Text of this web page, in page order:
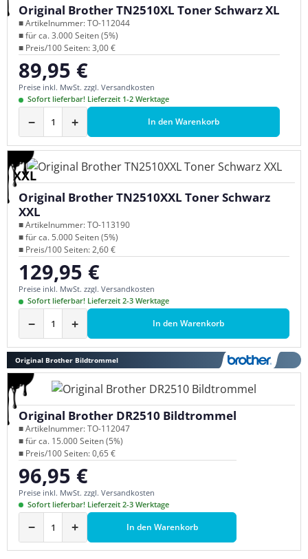
Original Brother TN2510XL Toner Schwarz XL
■ Artikelnummer: TO-112044
■ für ca. 3.000 Seiten (5%)
■ Preis/100 Seiten: 3,00 €
Regulärer Preis:
89,95 €
Preise inkl. MwSt. zzgl. Versandkosten
Sofort lieferbar! Lieferzeit 1-2 Werktage
− + In den Warenkorb
XXL
Original Brother TN2510XXL Toner Schwarz
XXL
■ Artikelnummer: TO-113190
■ für ca. 5.000 Seiten (5%)
■ Preis/100 Seiten: 2,60 €
Regulärer Preis:
129,95 €
Preise inkl. MwSt. zzgl. Versandkosten
Sofort lieferbar! Lieferzeit 2-3 Werktage
− + In den Warenkorb
Original Brother Bildtrommel
Original Brother DR2510 Bildtrommel
■ Artikelnummer: TO-112047
■ für ca. 15.000 Seiten (5%)
■ Preis/100 Seiten: 0,65 €
Regulärer Preis:
96,95 €
Preise inkl. MwSt. zzgl. Versandkosten
Sofort lieferbar! Lieferzeit 2-3 Werktage
− + In den Warenkorb